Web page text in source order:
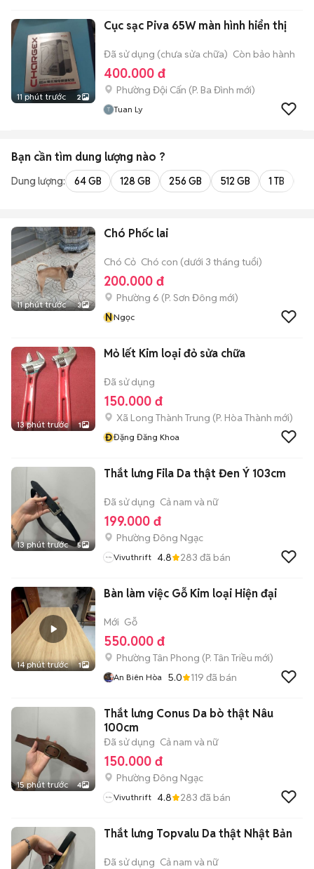
11 phút trước 2
Cục sạc Piva 65W màn hình hiển thị
Đã sử dụng (chưa sửa chữa) Còn bảo hành
400.000 đ
Phường Đội Cấn (P. Ba Đình mới)
Tuan Ly
Bạn cần tìm dung lượng nào ?
Dung lượng: 64 GB 128 GB 256 GB 512 GB 1 TB
11 phút trước 3
Chó Phốc lai
Chó Cỏ Chó con (dưới 3 tháng tuổi)
200.000 đ
Phường 6 (P. Sơn Đông mới)
NNgọc
13 phút trước 1
Mỏ lết Kim loại đỏ sửa chữa
Đã sử dụng
150.000 đ
Xã Long Thành Trung (P. Hòa Thành mới)
ĐĐặng Đăng Khoa
13 phút trước 5
Thắt lưng Fila Da thật Đen Ý 103cm
Đã sử dụng Cả nam và nữ
199.000 đ
Phường Đông Ngạc
Vivuthrift 4.8 283 đã bán
14 phút trước 1
Bàn làm việc Gỗ Kim loại Hiện đại
Mới Gỗ
550.000 đ
Phường Tân Phong (P. Tân Triều mới)
An Biên Hòa 5.0 119 đã bán
15 phút trước 4
Thắt lưng Conus Da bò thật Nâu
100cm
Đã sử dụng Cả nam và nữ
150.000 đ
Phường Đông Ngạc
Vivuthrift 4.8 283 đã bán
Thắt lưng Topvalu Da thật Nhật Bản
Đã sử dụng Cả nam và nữ